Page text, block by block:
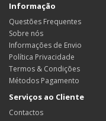
Informação
Questões Frequentes
Sobre nós
Informações de Envio
Política Privacidade
Termos & Condições
Métodos Pagamento
Serviços ao Cliente
Contactos